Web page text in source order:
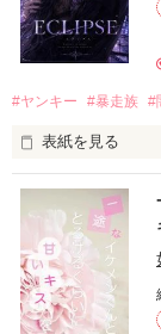
もう会うことは
高校生になって
他の女の子には
私にだけ昔と変
「澪ちゃん。」
それは止まって
#ヤンキー #暴走族 #
表紙を見る
表紙画像はAIです